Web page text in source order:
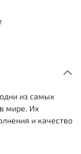
из самых
мире. Их
и качество